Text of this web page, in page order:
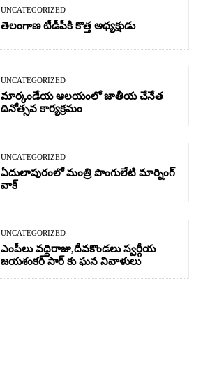
UNCATEGORIZED
తెలంగాణ టీడీపీకి కొత్త అధ్యక్షుడు
UNCATEGORIZED
మార్కండేయ ఆలయంలో జాతీయ చేనేత
దినోత్సవ కార్యక్రమం
UNCATEGORIZED
ఏదులాపురంలో మంత్రి పొంగులేటి మార్నింగ్
వాక్
UNCATEGORIZED
ఎంపీలు వద్దిరాజు,దీవకొండలు స్వర్గీయ
జయశంకర్ సార్ కు ఘన నివాళులు